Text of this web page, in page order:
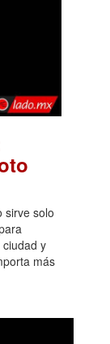
sirve solo
y
más